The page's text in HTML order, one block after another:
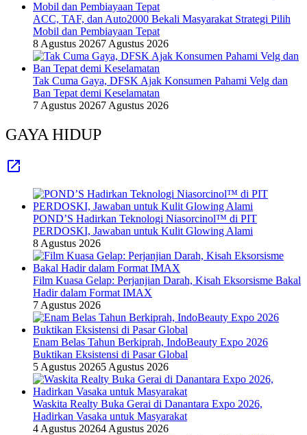
ACC, TAF, dan Auto2000 Bekali Masyarakat Strategi Pilih
Mobil dan Pembiayaan Tepat
8 Agustus 20267 Agustus 2026
Tak Cuma Gaya, DFSK Ajak Konsumen Pahami Velg dan
Ban Tepat demi Keselamatan
7 Agustus 20267 Agustus 2026
GAYA HIDUP
POND’S Hadirkan Teknologi Niasorcinol™ di PIT
PERDOSKI, Jawaban untuk Kulit Glowing Alami
8 Agustus 2026
Film Kuasa Gelap: Perjanjian Darah, Kisah Eksorsisme Bakal
Hadir dalam Format IMAX
7 Agustus 2026
Enam Belas Tahun Berkiprah, IndoBeauty Expo 2026
Buktikan Eksistensi di Pasar Global
5 Agustus 20265 Agustus 2026
Waskita Realty Buka Gerai di Danantara Expo 2026,
Hadirkan Vasaka untuk Masyarakat
4 Agustus 20264 Agustus 2026